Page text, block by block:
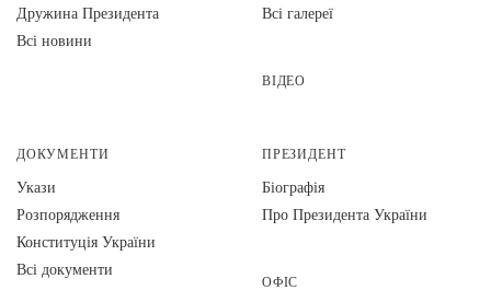
Дружина Президента
Всі новини
Всі галереї
ВІДЕО
ДОКУМЕНТИ
Укази
Розпорядження
Конституція України
Всі документи
ПРЕЗИДЕНТ
Біографія
Про Президента України
ОФІС